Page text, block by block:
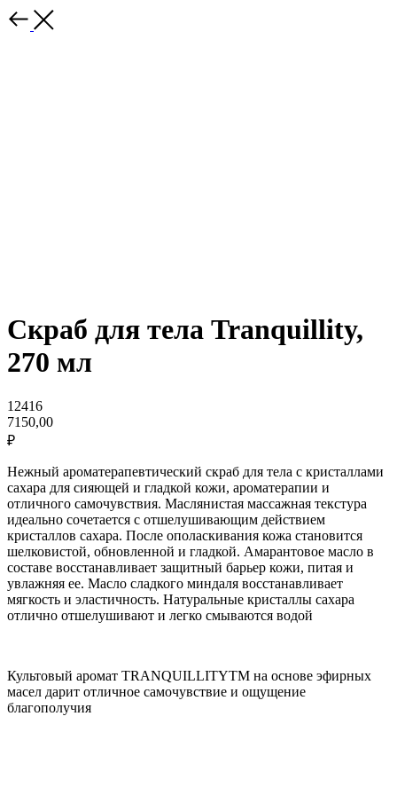
Скраб для тела Tranquillity,
270 мл
12416
7150,00
₽
Нежный ароматерапевтический скраб для тела с кристаллами
сахара для сияющей и гладкой кожи, ароматерапии и
отличного самочувствия. Маслянистая массажная текстура
идеально сочетается с отшелушивающим действием
кристаллов сахара. После ополаскивания кожа становится
шелковистой, обновленной и гладкой. Амарантовое масло в
составе восстанавливает защитный барьер кожи, питая и
увлажняя ее. Масло сладкого миндаля восстанавливает
мягкость и эластичность. Натуральные кристаллы сахара
отлично отшелушивают и легко смываются водой
Культовый аромат TRANQUILLITYTM на основе эфирных
масел дарит отличное самочувствие и ощущение
благополучия